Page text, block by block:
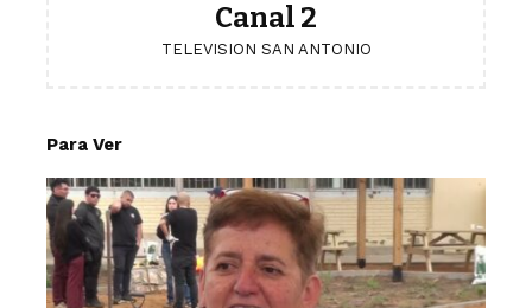
Canal 2
TELEVISION SAN ANTONIO
Para Ver